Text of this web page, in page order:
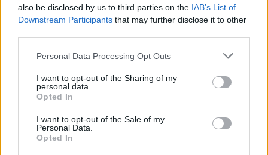
also be disclosed by us to third parties on the IAB’s List of
Downstream Participants that may further disclose it to other
Please note that this website/app uses one or more Google
not limited to your visit or usage behaviour. You may click to
grant or deny consent to Google and its third-party tags to
use your data for below specified purposes in below Google
consent section.
Personal Data Processing Opt Outs
I want to opt-out of the Sharing of my
personal data.
Opted In
I want to opt-out of the Sale of my
Personal Data.
Opted In